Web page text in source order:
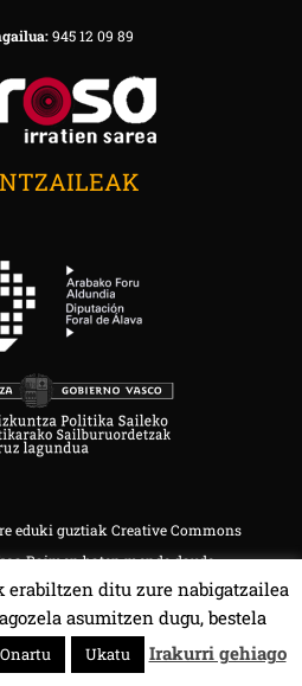
945 12 09 89
eduki guztiak Creative Commons
Baimen baten mende daude.
MHz.
erabiltzen ditu zure nabigatzailea
asumitzen dugu, bestela
Onartu Ukatu Irakurri gehiago